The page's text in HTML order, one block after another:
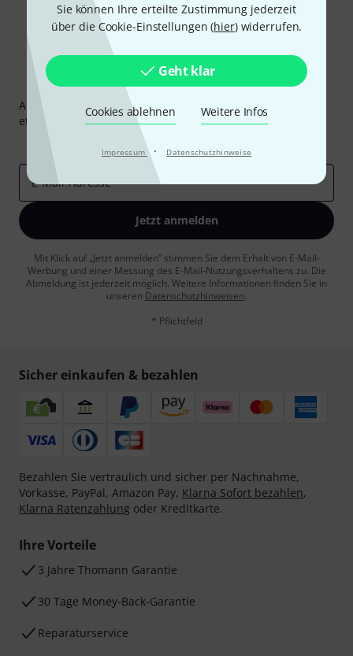
Sie können Ihre erteilte Zustimmung jederzeit
über die Cookie-Einstellungen (hier) widerrufen.
Geht klar
Cookies ablehnen Weitere Infos
Impressum · Datenschutzhinweise
Thomann Newsletter
Abonniere den Thomann Newsletter und gewinne mit
etwas Glück einen von50 Gutscheinenüber jeweils
Inspirierende Beiträge
E-Mail-Adresse*
Jetzt anmelden
Mit Klick auf „Jetzt anmelden“ stimmen Sie dem Erhalt von E-Mail-
Werbung und einer Messung des E-Mail-Nutzungsverhaltens zu. Die
Abmeldung ist jederzeit möglich. Weitere Informationen finden Sie in
unseren Datenschutzhinweisen.
* Pflichtfeld
Sicher einkaufen & bezahlen
Bezahlen Sie vertraulich und sicher per Nachnahme,
Vorkasse, PayPal, Amazon Pay, Klarna Sofort bezahlen,
Klarna Ratenzahlung oder Kreditkarte.
Ihre Vorteile
3 Jahre Thomann Garantie
30 Tage Money-Back-Garantie
Reparaturservice